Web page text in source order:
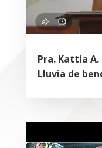
Pra. Kattia A.
Lluvia de